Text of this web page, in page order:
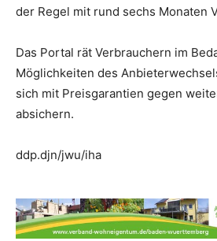
der Regel mit rund sechs Monaten
Das Portal rät Verbrauchern im
Möglichkeiten des
sich mit Preisgarantien gegen
absichern.
ddp.djn/jwu/iha